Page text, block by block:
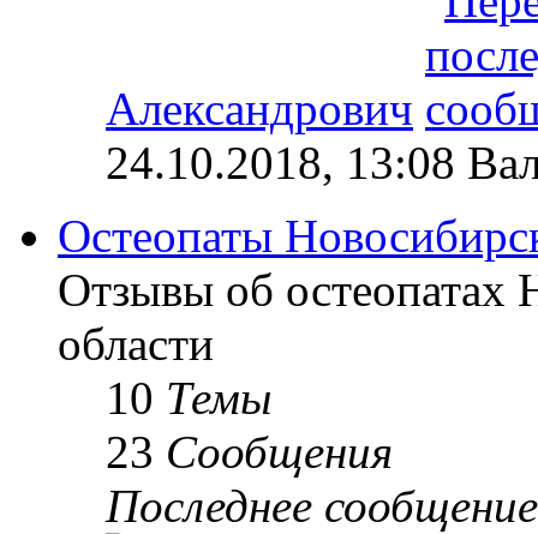
Александрович
24.10.2018, 13:08
Остеопаты
Отзывы об остеопатах
области
10 Темы
23 Сообщения
Последнее сообщение